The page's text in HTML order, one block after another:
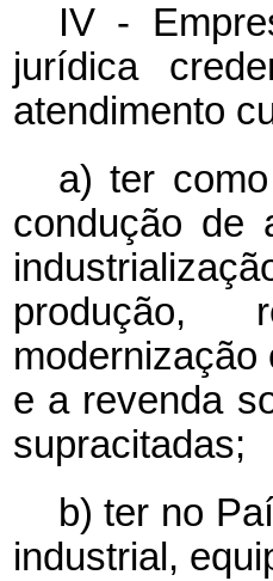
IV -
jurídica
atendimento
a) ter
condução de
produção,
e a revenda
supracitadas;
b) ter no
industrial,